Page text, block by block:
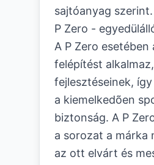
sajtóanyag
P Zero -
A P Zero
felépítést
fejlesztéseinek,
a kiemelkedõen
biztonság. A P
a sorozat a márka
az ott elvárt és